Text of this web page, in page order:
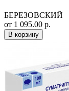
БЕРЕЗОВСКИЙ
от 1 095.00 р.
В корзину